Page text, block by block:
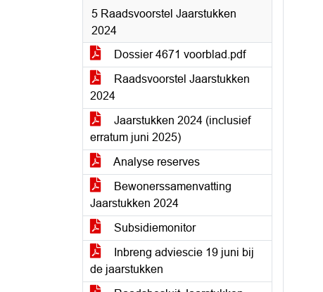
5 Raadsvoorstel Jaarstukken
2024
Dossier 4671 voorblad.pdf
Raadsvoorstel Jaarstukken
2024
Jaarstukken 2024 (inclusief
erratum juni 2025)
Analyse reserves
Bewonerssamenvatting
Jaarstukken 2024
Subsidiemonitor
Inbreng adviescie 19 juni bij
de jaarstukken